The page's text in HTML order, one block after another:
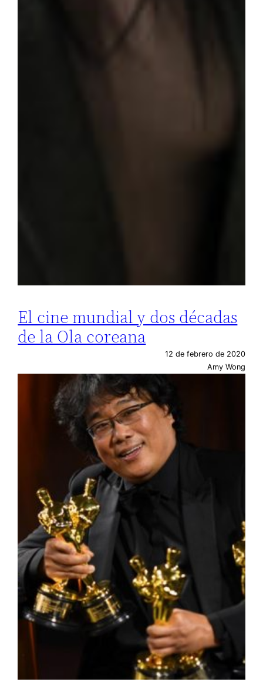
El cine mundial y dos décadas
de la Ola coreana
12 de febrero de 2020
Amy Wong